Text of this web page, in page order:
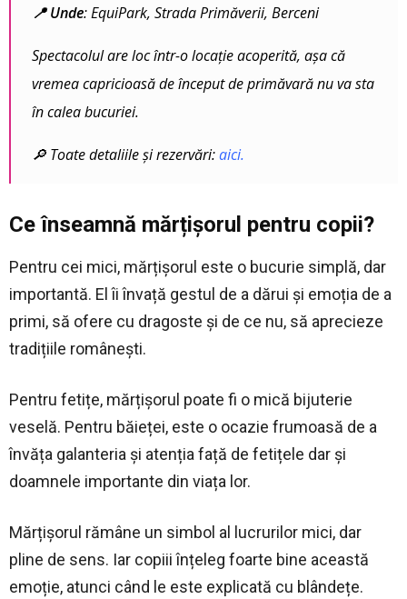
📍 Unde: EquiPark, Strada Primăverii, Berceni
Spectacolul are loc într-o locație acoperită, așa că
vremea capricioasă de început de primăvară nu va sta
în calea bucuriei.
🔎 Toate detaliile și rezervări:aici.
Ce înseamnă mărțișorul pentru copii?
Pentru cei mici, mărțișorul este o bucurie simplă, dar
importantă. El îi învață gestul de a dărui și emoția de a
primi, să ofere cu dragoste și de ce nu, să aprecieze
tradițiile românești.
Pentru fetițe, mărțișorul poate fi o mică bijuterie
veselă. Pentru băieței, este o ocazie frumoasă de a
învăța galanteria și atenția față de fetițele dar și
doamnele importante din viața lor.
Mărțișorul rămâne un simbol al lucrurilor mici, dar
pline de sens. Iar copiii înțeleg foarte bine această
emoție, atunci când le este explicată cu blândețe.